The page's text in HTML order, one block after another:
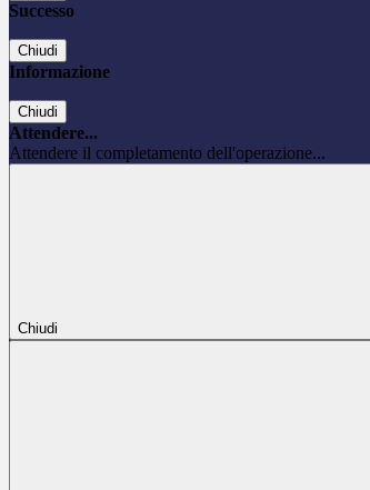
Successo
Chiudi
Informazione
Chiudi
Attendere...
Attendere il completamento dell'operazione...
Chiudi